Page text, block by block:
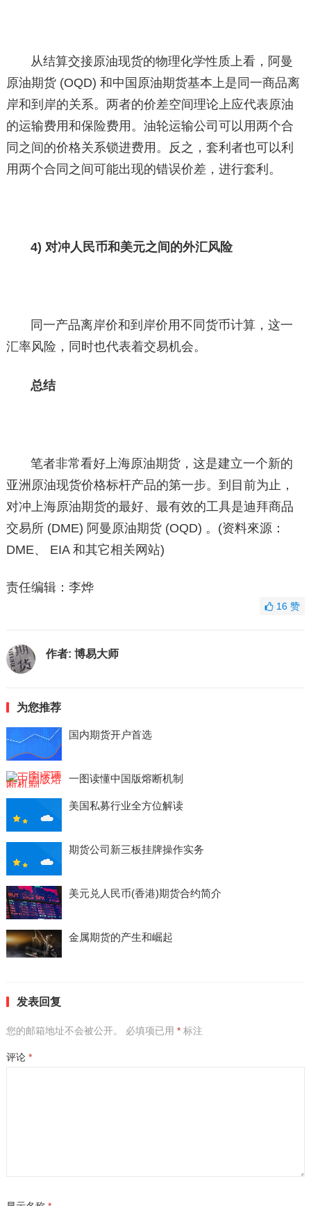
从结算交接原油现货的物理化学性质上看，阿曼
原油期货 (OQD) 和中国原油期货基本上是同一商品离
岸和到岸的关系。两者的价差空间理论上应代表原油
的运输费用和保险费用。油轮运输公司可以用两个合
同之间的价格关系锁进费用。反之，套利者也可以利
用两个合同之间可能出现的错误价差，进行套利。
4) 对冲人民币和美元之间的外汇风险
同一产品离岸价和到岸价用不同货币计算，这一
汇率风险，同时也代表着交易机会。
总结
笔者非常看好上海原油期货，这是建立一个新的
亚洲原油现货价格标杆产品的第一步。到目前为止，
对冲上海原油期货的最好、最有效的工具是迪拜商品
交易所 (DME) 阿曼原油期货 (OQD) 。(资料來源：
DME、 EIA 和其它相关网站)
责任编辑：李烨
16赞
作者: 博易大师
为您推荐
国内期货开户首选
一图读懂中国版熔断机制
美国私募行业全方位解读
期货公司新三板挂牌操作实务
美元兑人民币(香港)期货合约简介
金属期货的产生和崛起
发表回复
您的邮箱地址不会被公开。 必填项已用 *标注
评论 *